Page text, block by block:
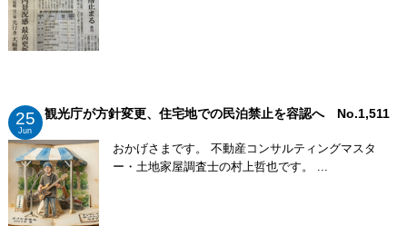
25
Jun
観光庁が方針変更、住宅地での民泊禁止を容認へ No.1,511
おかげさまです。 不動産コンサルティングマスタ
ー・土地家屋調査士の村上哲也です。 ...